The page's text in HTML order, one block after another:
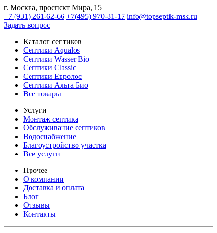
г. Москва, проспект Мира, 15
+7 (931) 261-62-66 +7(495) 970-81-17 info@topseptik-msk.ru
Задать вопрос
Каталог септиков
Септики Aqualos
Септики Wasser Bio
Септики Classic
Септики Евролос
Септики Альта Био
Все товары
Услуги
Монтаж септика
Обслуживание септиков
Водоснабжение
Благоустройство участка
Все услуги
Прочее
О компании
Доставка и оплата
Блог
Отзывы
Контакты